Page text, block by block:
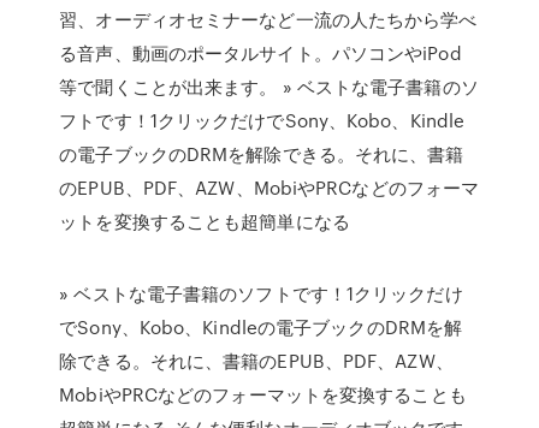
習、オーディオセミナーなど一流の人たちから学べ
る音声、動画のポータルサイト。パソコンやiPod
等で聞くことが出来ます。 » ベストな電子書籍のソ
フトです！1クリックだけでSony、Kobo、Kindle
の電子ブックのDRMを解除できる。それに、書籍
のEPUB、PDF、AZW、MobiやPRCなどのフォーマ
ットを変換することも超簡単になる
» ベストな電子書籍のソフトです！1クリックだけ
でSony、Kobo、Kindleの電子ブックのDRMを解
除できる。それに、書籍のEPUB、PDF、AZW、
MobiやPRCなどのフォーマットを変換することも